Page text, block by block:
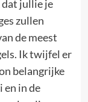
jullie je
zullen
de meest
Ik twijfel er
belangrijke
en in de